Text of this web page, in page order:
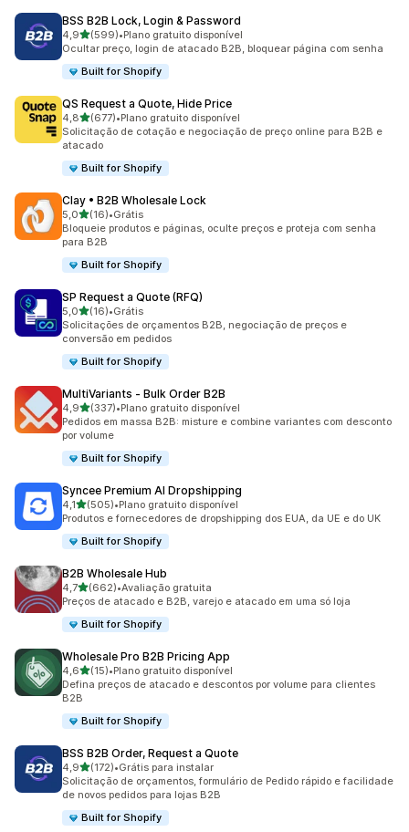
BSS B2B Lock, Login & Password
4,9de 5 estrelas
(599)
599 avaliações ao todo
•Plano gratuito disponível
Ocultar preço, login de atacado B2B, bloquear página com senha
Built for Shopify
QS Request a Quote, Hide Price
4,8de 5 estrelas
(677)
677 avaliações ao todo
•Plano gratuito disponível
Solicitação de cotação e negociação de preço online para B2B e
atacado
Built for Shopify
Clay • B2B Wholesale Lock
5,0de 5 estrelas
(16)
16 avaliações ao todo
•Grátis
Bloqueie produtos e páginas, oculte preços e proteja com senha
para B2B
Built for Shopify
SP Request a Quote (RFQ)
5,0de 5 estrelas
(16)
16 avaliações ao todo
•Grátis
Solicitações de orçamentos B2B, negociação de preços e
conversão em pedidos
Built for Shopify
MultiVariants ‑ Bulk Order B2B
4,9de 5 estrelas
(337)
337 avaliações ao todo
•Plano gratuito disponível
Pedidos em massa B2B: misture e combine variantes com desconto
por volume
Built for Shopify
Syncee Premium AI Dropshipping
4,1de 5 estrelas
(505)
505 avaliações ao todo
•Plano gratuito disponível
Produtos e fornecedores de dropshipping dos EUA, da UE e do UK
Built for Shopify
B2B Wholesale Hub
4,7de 5 estrelas
(662)
662 avaliações ao todo
•Avaliação gratuita
Preços de atacado e B2B, varejo e atacado em uma só loja
Built for Shopify
Wholesale Pro B2B Pricing App
4,6de 5 estrelas
(15)
15 avaliações ao todo
•Plano gratuito disponível
Defina preços de atacado e descontos por volume para clientes
B2B
Built for Shopify
BSS B2B Order, Request a Quote
4,9de 5 estrelas
(172)
172 avaliações ao todo
•Grátis para instalar
Solicitação de orçamentos, formulário de Pedido rápido e facilidade
de novos pedidos para lojas B2B
Built for Shopify